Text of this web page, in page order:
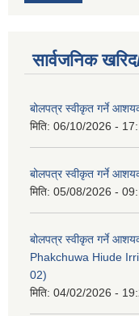
सार्वजनिक
बोलपत्र स्वीकृत गर्ने
मिति: 06/10/2026 -
बोलपत्र स्वीकृत गर्ने
मिति: 05/08/2026 -
बोलपत्र स्वीकृत गर्ने
Phakchuwa Hiude
02)
मिति: 04/02/2026 -